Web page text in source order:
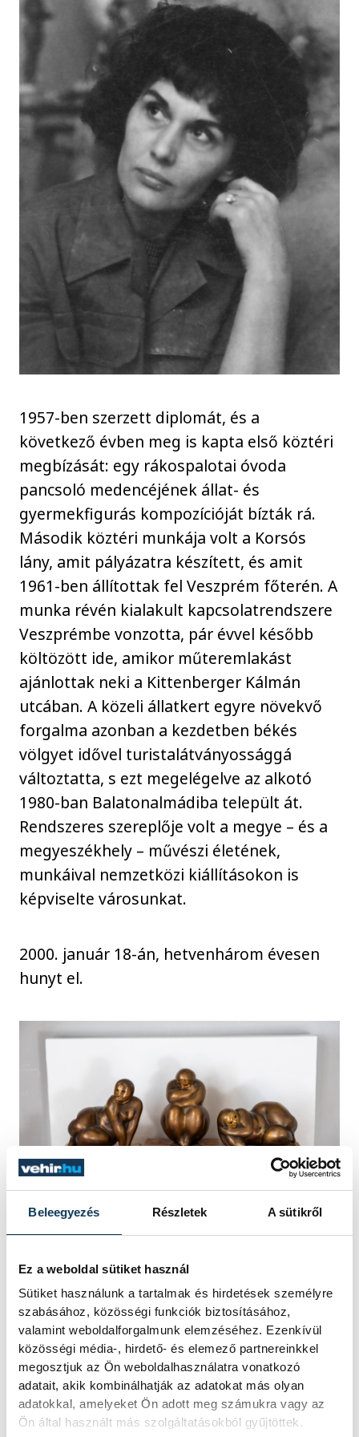
Beleegyezés Részletek A sütikről
Ez a weboldal sütiket használ
Sütiket használunk a tartalmak és hirdetések személyre
szabásához, közösségi funkciók biztosításához,
valamint weboldalforgalmunk elemzéséhez. Ezenkívül
közösségi média-, hirdető- és elemező partnereinkkel
megosztjuk az Ön weboldalhasználatra vonatkozó
adatait, akik kombinálhatják az adatokat más olyan
adatokkal, amelyeket Ön adott meg számukra vagy az
Ön által használt más szolgáltatásokból gyűjtöttek.
1957-ben szerzett diplomát, és a
következő évben meg is kapta első köztéri
megbízását: egy rákospalotai óvoda
pancsoló medencéjének állat- és
gyermekfigurás kompozícióját bízták rá.
Második köztéri munkája volt a Korsós
lány, amit pályázatra készített, és amit
1961-ben állítottak fel Veszprém főterén. A
munka révén kialakult kapcsolatrendszere
Veszprémbe vonzotta, pár évvel később
költözött ide, amikor műteremlakást
ajánlottak neki a Kittenberger Kálmán
utcában. A közeli állatkert egyre növekvő
forgalma azonban a kezdetben békés
völgyet idővel turistalátványossággá
változtatta, s ezt megelégelve az alkotó
1980-ban Balatonalmádiba települt át.
Rendszeres szereplője volt a megye – és a
megyeszékhely – művészi életének,
munkáival nemzetközi kiállításokon is
képviselte városunkat.
2000. január 18-án, hetvenhárom évesen
hunyt el.
Zsuzsi hatvanöt éve tölti a vizet
A Korsós lány szobrát a Főv Tanács
pályázatára tervezte meg, az alkotás végül
Veszprémbe került, ahol 1961-ben
helyezték el az akkor még más